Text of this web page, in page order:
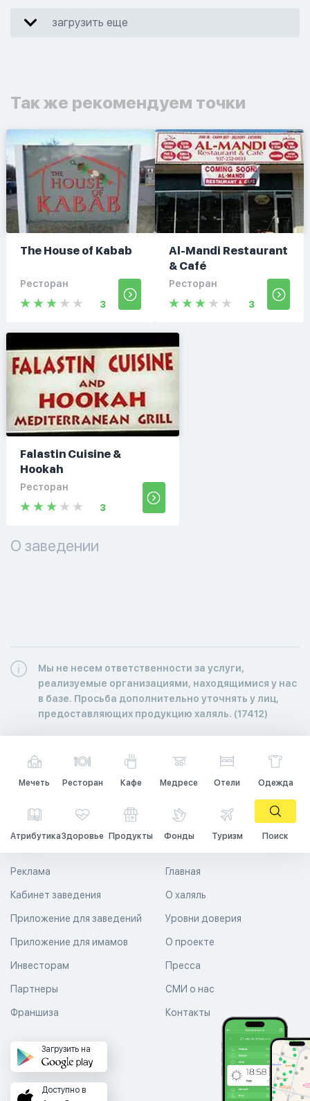
загрузить еще
Так же рекомендуем точки
The House of Kabab
Ресторан
3
Al-Mandi Restaurant
& Café
Ресторан
3
Falastin Cuisine &
Hookah
Ресторан
3
О заведении
Мы не несем ответственности за услуги,
реализуемые организациями, находящимися у нас
в базе. Просьба дополнительно уточнять у лиц,
предоставляющих продукцию халяль. (17412)
Мечеть Ресторан Кафе Медресе Отели Одежда
АтрибутикаЗдоровье Продукты Фонды Туризм Поиск
Главная
О халяль
Уровни доверия
Реклама
Кабинет заведения
Приложение для заведений
Приложение для имамов О проекте
Пресса
СМИ о нас
Контакты
Инвесторам
Партнеры
Франшиза
Загрузить на
Доступно в